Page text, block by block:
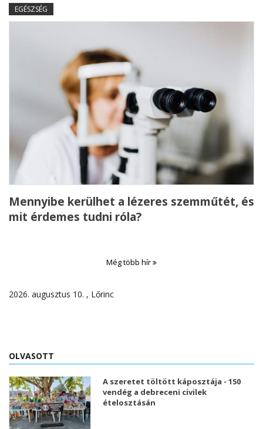
EGÉSZSÉG
Mennyibe kerülhet a lézeres szemműtét, és
mit érdemes tudni róla?
Még több hír
2026. augusztus 10. , Lőrinc
OLVASOTT
A szeretet töltött káposztája - 150
vendég a debreceni civilek
ételosztásán